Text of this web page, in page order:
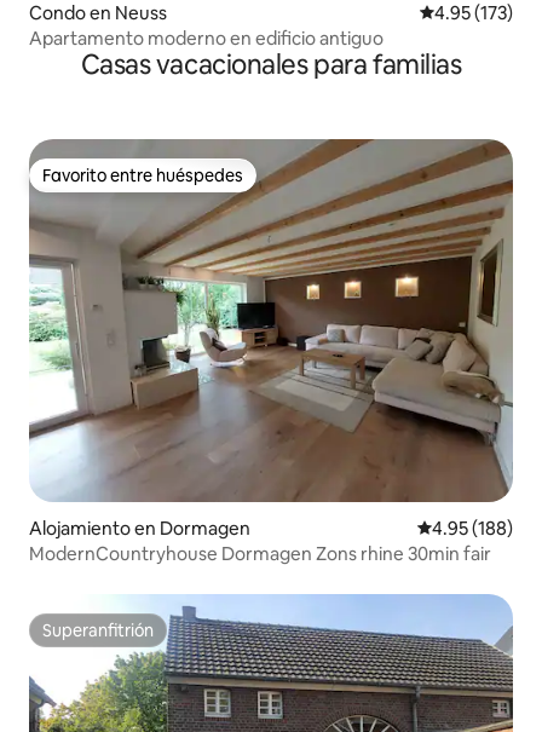
Condo en Neuss Calificación
4.95 (173)
Apartamento moderno en edificio antiguo
Casas vacacionales para familias
Favorito entre huéspedes
Favorito entre huéspedes
Alojamiento en Dormagen Calificación
4.95 (188)
ModernCountryhouse Dormagen Zons rhine 30min fair
Superanfitrión
Superanfitrión